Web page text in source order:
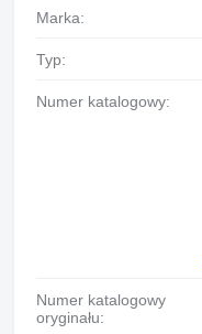
Marka:
Typ:
Numer katalogowy:
Numer katalogowy
oryginału: